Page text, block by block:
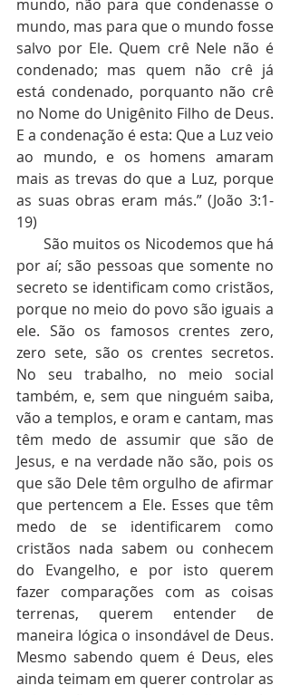
mundo, não para que condenasse o
mundo, mas para que o mundo fosse
salvo por Ele. Quem crê Nele não é
condenado; mas quem não crê já
está condenado, porquanto não crê
no Nome do Unigênito Filho de Deus.
E a condenação é esta: Que a Luz veio
ao mundo, e os homens amaram
mais as trevas do que a Luz, porque
as suas obras eram más.” (João 3:1-
19)
São muitos os Nicodemos que há
por aí; são pessoas que somente no
secreto se identificam como cristãos,
porque no meio do povo são iguais a
ele. São os famosos crentes zero,
zero sete, são os crentes secretos.
No seu trabalho, no meio social
também, e, sem que ninguém saiba,
vão a templos, e oram e cantam, mas
têm medo de assumir que são de
Jesus, e na verdade não são, pois os
que são Dele têm orgulho de afirmar
que pertencem a Ele. Esses que têm
medo de se identificarem como
cristãos nada sabem ou conhecem
do Evangelho, e por isto querem
fazer comparações com as coisas
terrenas, querem entender de
maneira lógica o insondável de Deus.
Mesmo sabendo quem é Deus, eles
ainda teimam em querer controlar as